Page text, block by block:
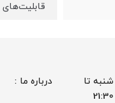
قابلیت‌های
تا
پنج شنبه از ساعت 8:30 الی 21:30
درباره ما :